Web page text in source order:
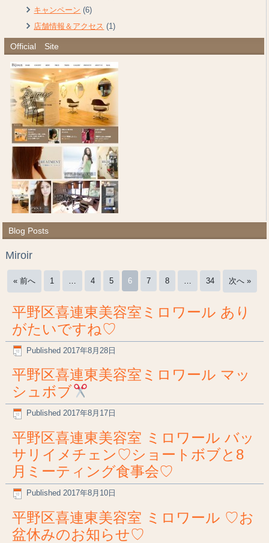
キャンペーン (6)
店舗情報＆アクセス (1)
Official Site
Blog Posts
Miroir
« 前へ 1 4 5 6 7 8 34 次へ »
平野区喜連東美容室ミロワール あり
がたいですね♡
Published 2017年8月28日
平野区喜連東美容室ミロワール マッ
シュボブ
Published 2017年8月17日
平野区喜連東美容室 ミロワール バッ
サリイメチェン♡ショートボブと8
月ミーティング食事会♡
Published 2017年8月10日
平野区喜連東美容室 ミロワール ♡お
盆休みのお知らせ♡